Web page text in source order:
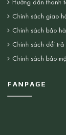
Chính sách giao
Chính sách bảo
Chính sách đổi trả
Chính sách bảo
FANPAGE